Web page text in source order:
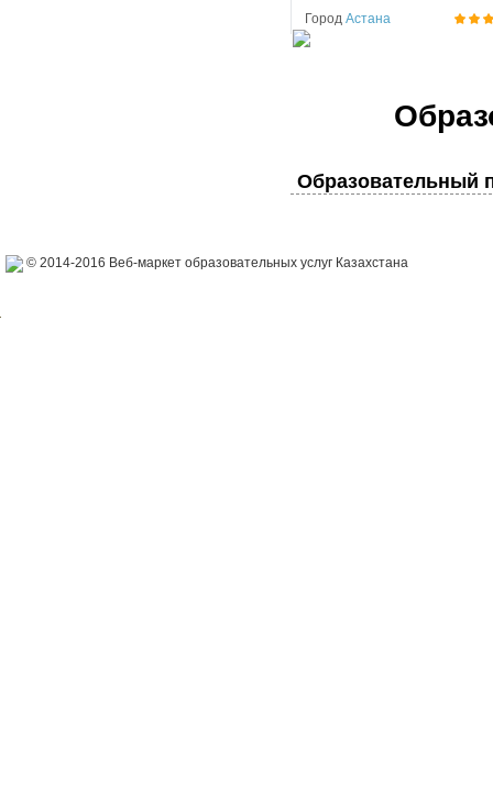
Город Астана
Образовательный
© 2014-2016 Веб-маркет образовательных услуг Казахстана